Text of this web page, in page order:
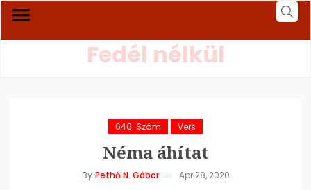
Fedél nélkül
646. Szám Vers
Néma áhítat
By Pethő N. Gábor Apr 28, 2020